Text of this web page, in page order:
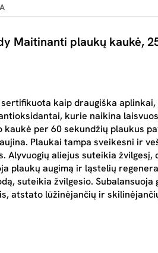
Maitinanti plaukų kaukė,
sertifikuota kaip draugiška
kurie naikina
kaukė per 60 sekundžių plaukus
Plaukai tampa sveikesni ir
Alyvuogių aliejus suteikia
plaukų augimą ir ląstelių
suteikia žvilgesio. Subalansuoja
atstato lūžinėjančių ir